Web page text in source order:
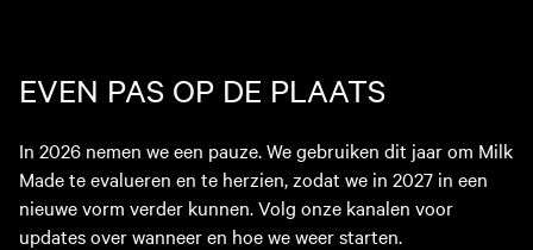
EVEN PAS OP DE PLAATS
In 2026 nemen we een pauze. We gebruiken dit jaar om Milk
Made te evalueren en te herzien, zodat we in 2027 in een
nieuwe vorm verder kunnen. Volg onze kanalen voor
updates over wanneer en hoe we weer starten.